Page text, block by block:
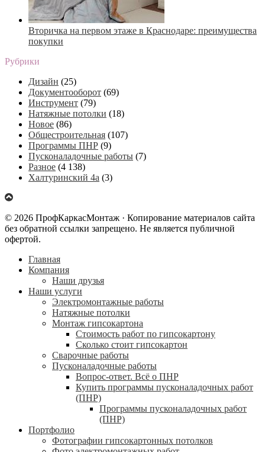
Вторичка на первом этаже в Краснодаре: преимущества
покупки
Рубрики
Дизайн (25)
Документооборот (69)
Инструмент (79)
Натяжные потолки (18)
Новое (86)
Общестроительная (107)
Программы ПНР (9)
Пусконаладочные работы (7)
Разное (4 138)
Халтуринский 4а (3)
© 2026 ПрофКаркасМонтаж · Копирование материалов сайта
без обратной ссылки запрещено. Не является публичной
офертой.
Главная
Компания
Наши друзья
Наши услуги
Электромонтажные работы
Натяжные потолки
Монтаж гипсокартона
Стоимость работ по гипсокартону
Сколько стоит гипсокартон
Сварочные работы
Пусконаладочные работы
Вопрос-ответ. Всё о ПНР
Купить программы пусконаладочных работ
(ПНР)
Программы пусконаладочных работ
(ПНР)
Портфолио
Фотографии гипсокартонных потолков